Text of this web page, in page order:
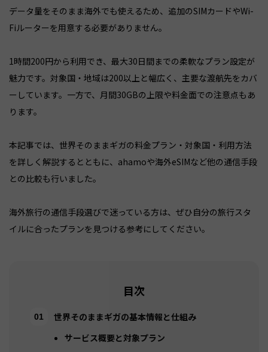
データ量をそのまま海外でも使えるため、追加のSIMカードやWi-
Fiルーターを用意する必要がありません。
1時間200円から利用でき、最大30日間までの柔軟なプラン設定が
魅力です。対象国・地域は200以上と幅広く、主要な渡航先をカバ
ーしています。一方で、月間30GBの上限や料金面での注意点もあ
ります。
本記事では、世界そのままギガの料金プラン・対象国・利用方法
を詳しく解説するとともに、ahamoや海外eSIMなど他の通信手段
との比較も行いました。
海外旅行の通信手段選びで迷っている方は、ぜひ自分の旅行スタ
イルに合ったプランを見つける参考にしてください。
目次
世界そのままギガの基本情報と仕組み
サービス概要と対象プラン